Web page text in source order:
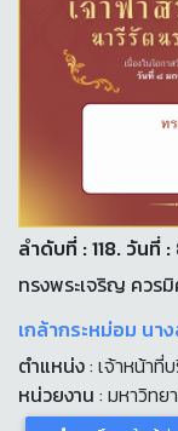
ลำดับที่ : 118. วันที่
ทรงพระเจริญ ควร
เกล้ากระหม่อม นา
ตำแหน่ง: เจ้าหน้าที่
หน่วยงาน : มหาวิท